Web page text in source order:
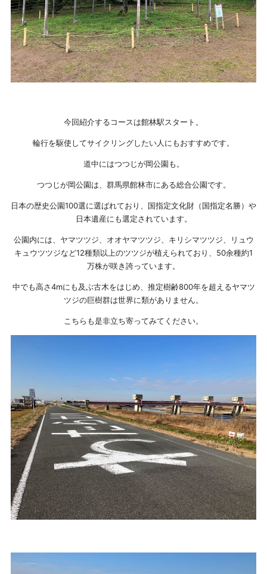
今回紹介するコースは館林駅スタート。
輪行を駆使してサイクリングしたい人にもおすすめです。
道中にはつつじが岡公園も。
つつじが岡公園は、群馬県館林市にある総合公園です。
日本の歴史公園100選に選ばれており、国指定文化財（国指定名勝）や
日本遺産にも選定されています。
公園内には、ヤマツツジ、オオヤマツツジ、キリシマツツジ、リュウ
キュウツツジなど12種類以上のツツジが植えられており、50余種約1
万株が咲き誇っています。
中でも高さ4mにも及ぶ古木をはじめ、推定樹齢800年を超えるヤマツ
ツジの巨樹群は世界に類がありません。
こちらも是非立ち寄ってみてください。